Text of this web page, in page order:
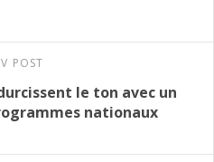
POST
le ton avec un
nationaux